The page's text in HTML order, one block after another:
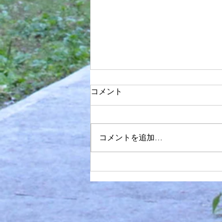
10周年のお礼
コメント
コメントを追加…